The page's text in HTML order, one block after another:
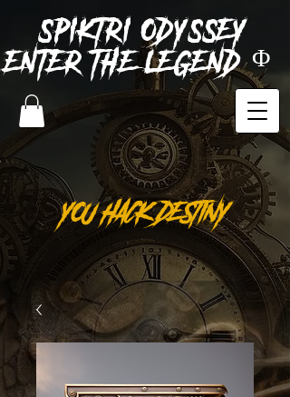
SPIKTRIODYSSEY
ENTER THE LEGEND Φ
YOU HACK DESTINY